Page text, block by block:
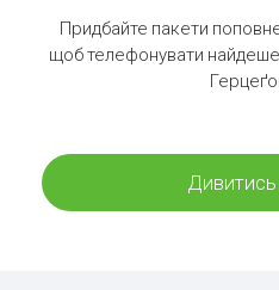
Придбайте пакети
щоб телефонувати